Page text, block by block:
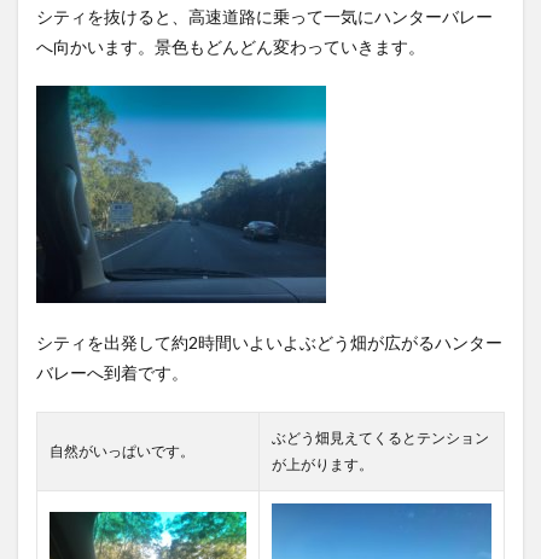
何時
帰
シティを抜けると、高速道路に乗って一気にハンターバレー
へ向かいます。景色もどんどん変わっていきます。
シティを出発して約2時間いよいよぶどう畑が広がるハンター
バレーへ到着です。
自然がいっぱいです。
ぶどう畑見えてくるとテンション
が上がります。